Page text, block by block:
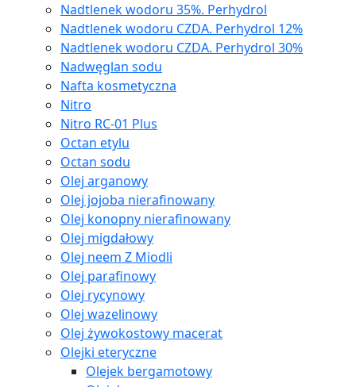
Nadtlenek wodoru 35%. Perhydrol
Nadtlenek wodoru CZDA. Perhydrol 12%
Nadtlenek wodoru CZDA. Perhydrol 30%
Nadwęglan sodu
Nafta kosmetyczna
Nitro
Nitro RC-01 Plus
Octan etylu
Octan sodu
Olej arganowy
Olej jojoba nierafinowany
Olej konopny nierafinowany
Olej migdałowy
Olej neem Z Miodli
Olej parafinowy
Olej rycynowy
Olej wazelinowy
Olej żywokostowy macerat
Olejki eteryczne
Olejek bergamotowy